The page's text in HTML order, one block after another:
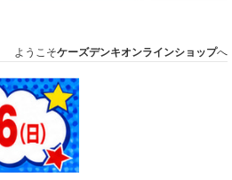
ようこそケーズデンキオンラインショップへ